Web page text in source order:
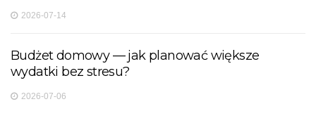
2026-07-14
Budżet domowy — jak planować większe
wydatki bez stresu?
2026-07-06